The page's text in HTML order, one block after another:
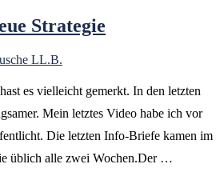
Strategie
LL.B.
es vielleicht gemerkt. In den letzten
Mein letztes Video habe ich vor
Die letzten Info-Briefe kamen im
üblich alle zwei Wochen.Der …